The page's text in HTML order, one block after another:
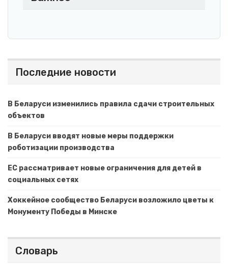
Последние новости
В Беларуси изменились правила сдачи строительных
объектов
В Беларуси вводят новые меры поддержки
роботизации производства
ЕС рассматривает новые ограничения для детей в
социальных сетях
Хоккейное сообщество Беларуси возложило цветы к
Монументу Победы в Минске
Словарь